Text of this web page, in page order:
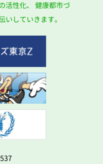
性化、
健康都市づ
いしていきます。